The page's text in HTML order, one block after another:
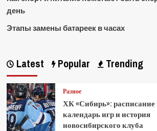
день
Этапы замены батареек в часах
Latest Popular Trending
Разное
ХК «Сибирь»: расписание
календарь игр и история
новосибирского клуба